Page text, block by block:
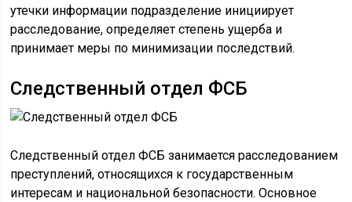
утечки информации подразделение инициирует
расследование, определяет степень ущерба и
принимает меры по минимизации последствий.
Следственный отдел ФСБ
Следственный отдел ФСБ занимается расследованием
преступлений, относящихся к государственным
интересам и национальной безопасности. Основное